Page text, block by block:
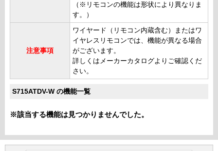
（※リモコンの機能は形状により異なりま
す。）
注意事項
ワイヤード（リモコン内蔵含む）またはワ
イヤレスリモコンでは、機能が異なる場合
がございます。
詳しくはメーカーカタログよりご確認くだ
さい。
S715ATDV-W の機能一覧
※該当する機能は見つかりませんでした。